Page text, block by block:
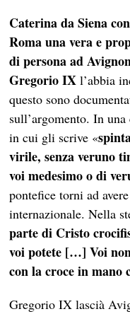
Caterina da Siena
Roma una vera e
di persona ad
Gregorio IX l’abbia
questo sono
sull’argomento. In
in cui gli scrive «
virile, senza veruno
voi medesimo o di
pontefice torni ad
internazionale. Nella
parte di Cristo
voi potete […] Voi
con la croce in mano
Gregorio IX lascià